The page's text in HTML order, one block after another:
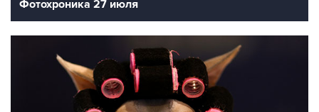
Фотохроника 27 июля